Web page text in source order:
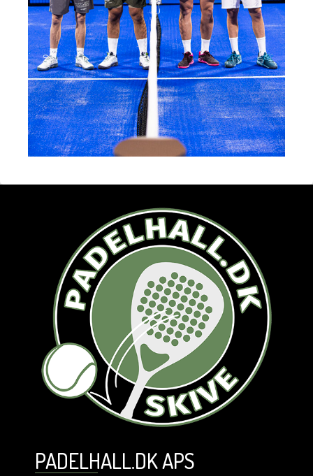
PADELHALL.DK APS